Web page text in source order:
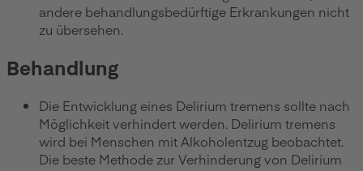
andere behandlungsbedürftige Erkrankungen nicht
zu übersehen.
Behandlung
Die Entwicklung eines Delirium tremens sollte nach
Möglichkeit verhindert werden. Delirium tremens
wird bei Menschen mit Alkoholentzug beobachtet.
Die beste Methode zur Verhinderung von Delirium